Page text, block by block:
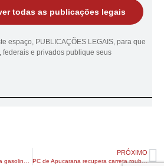
todas as publicações legais
espaço, PUBLICAÇÕES LEGAIS, para que
federais e privados publique seus
PRÓXIMO
PC de Apucarana recupera carreta roubada